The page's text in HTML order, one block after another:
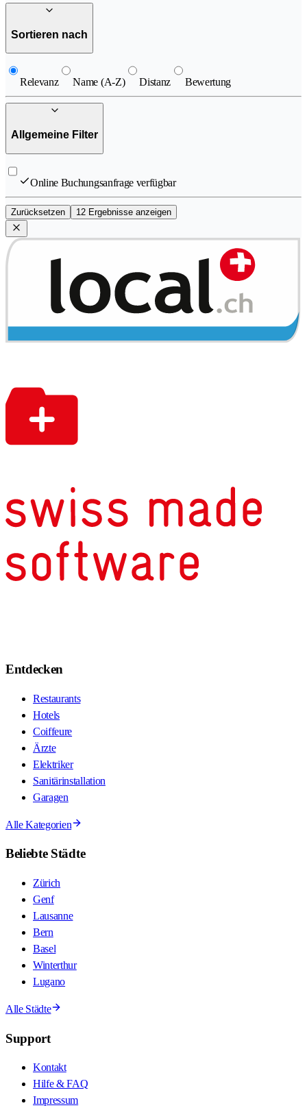
Sortieren nach
Relevanz Name (A-Z) Distanz Bewertung
Allgemeine Filter
Online Buchungsanfrage verfügbar
Zurücksetzen 12 Ergebnisse anzeigen
Entdecken
Restaurants
Hotels
Coiffeure
Ärzte
Elektriker
Sanitärinstallation
Garagen
Alle Kategorien
Beliebte Städte
Zürich
Genf
Lausanne
Bern
Basel
Winterthur
Lugano
Alle Städte
Support
Kontakt
Hilfe & FAQ
Impressum